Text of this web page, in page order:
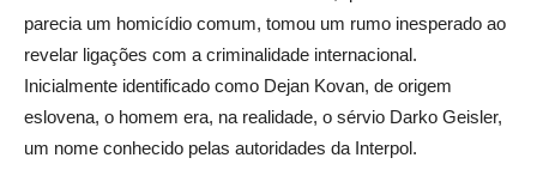
parecia um homicídio comum, tomou um rumo inesperado ao
revelar ligações com a criminalidade internacional.
Inicialmente identificado como Dejan Kovan, de origem
eslovena, o homem era, na realidade, o sérvio Darko Geisler,
um nome conhecido pelas autoridades da Interpol.